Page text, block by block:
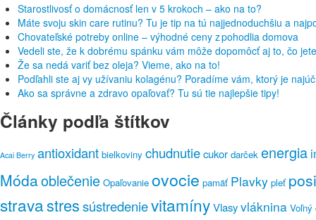
Starostlivosť o domácnosť len v 5 krokoch – ako na to?
Máte svoju skin care rutinu? Tu je tip na tú najjednoduchšiu a
Chovateľské potreby online – výhodné ceny z pohodlia domova
Vedeli ste, že k dobrému spánku vám môže dopomôcť aj to, čo
Že sa nedá variť bez oleja? Vieme, ako na to!
Podľahli ste aj vy užívaniu kolagénu? Poradíme vám, ktorý je
Ako sa správne a zdravo opaľovať? Tu sú tie najlepšie tipy!
Články podľa štítkov
Acai Berry antioxidant bielkoviny chudnutiecukor darček energia
Módaoblečenie Opaľovanie ovocie pamäť Plavky pleť
stravastressústredenievitamínyVlasyvláknina Voľný